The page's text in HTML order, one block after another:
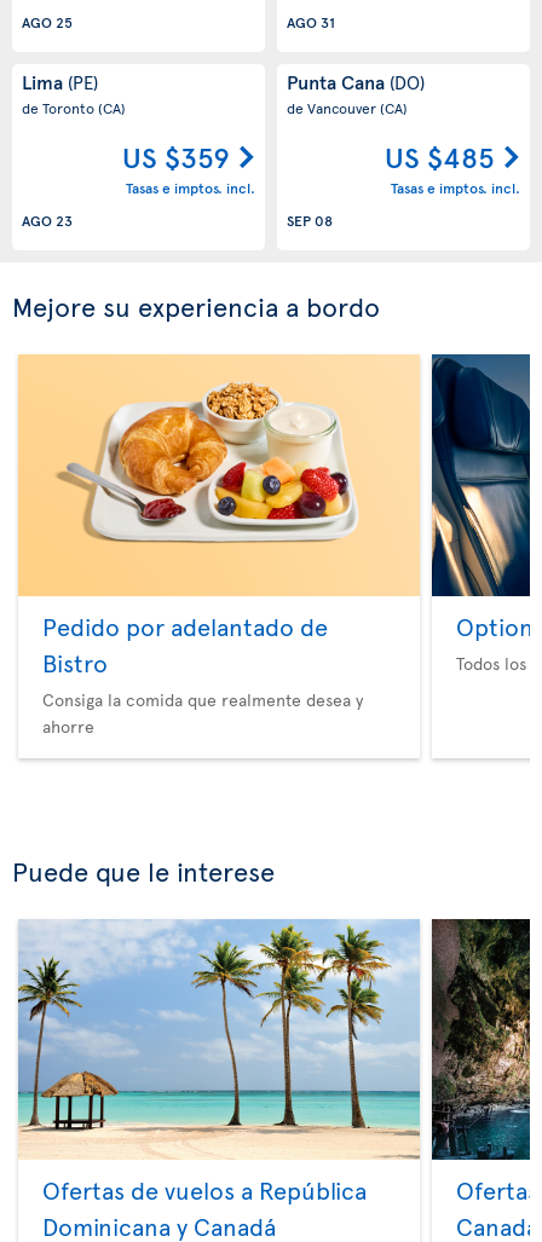
AGO 25
AGO 31
Lima (PE)
de Toronto(CA)
US $359
Tasas e imptos. incl.
AGO 23
Punta Cana (DO)
de Vancouver(CA)
US $485
Tasas e imptos. incl.
SEP 08
Mejore su experiencia a bordo
Pedido por adelantado de
Bistro
Consiga la comida que realmente desea y
ahorre
Option
Todos los
Puede que le interese
Ofertas de vuelos a República
Dominicana y Canadá
Canadá